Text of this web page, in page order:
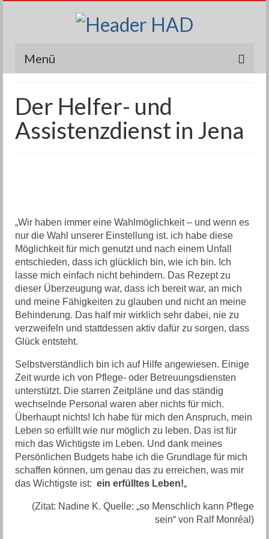
Menü
Über uns
Anfahrt
Der Helfer- und
Assistenzdienst in Jena
„Wir haben immer eine Wahlmöglichkeit – und wenn es
nur die Wahl unserer Einstellung ist. ich habe diese
Möglichkeit für mich genutzt und nach einem Unfall
entschieden, dass ich glücklich bin, wie ich bin. Ich
lasse mich einfach nicht behindern. Das Rezept zu
dieser Überzeugung war, dass ich bereit war, an mich
und meine Fähigkeiten zu glauben und nicht an meine
Behinderung. Das half mir wirklich sehr dabei, nie zu
verzweifeln und stattdessen aktiv dafür zu sorgen, dass
Glück entsteht.
Selbstverständlich bin ich auf Hilfe angewiesen. Einige
Zeit wurde ich von Pflege- oder Betreuungsdiensten
unterstützt. Die starren Zeitpläne und das ständig
wechselnde Personal waren aber nichts für mich.
Überhaupt nichts! Ich habe für mich den Anspruch, mein
Leben so erfüllt wie nur möglich zu leben. Das ist für
mich das Wichtigste im Leben. Und dank meines
Persönlichen Budgets habe ich die Grundlage für mich
schaffen können, um genau das zu erreichen, was mir
das Wichtigste ist: ein erfülltes Leben!„
(Zitat: Nadine K. Quelle: „so Menschlich kann Pflege
sein“ von Ralf Monréal)